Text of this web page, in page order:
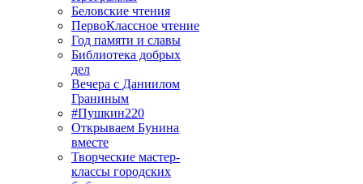
Беловские чтения
ПервоКлассное чтение
Год памяти и славы
Библиотека добрых
дел
Вечера с Даниилом
Граниным
#Пушкин220
Открываем Бунина
вместе
Творческие мастер-
классы городских